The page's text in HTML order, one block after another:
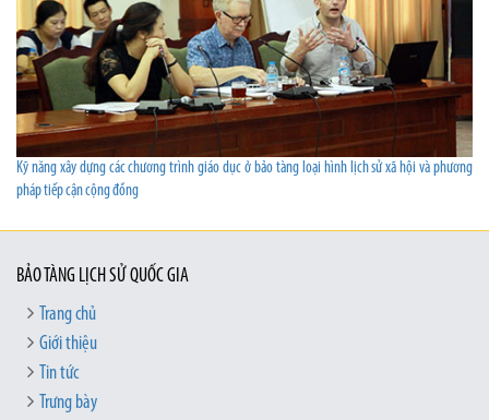
Kỹ năng xây dựng các chương trình giáo dục ở bảo tàng loại hình lịch sử xã hội và phương
pháp tiếp cận cộng đồng
BẢO TÀNG LỊCH SỬ QUỐC GIA
Trang chủ
Giới thiệu
Tin tức
Trưng bày